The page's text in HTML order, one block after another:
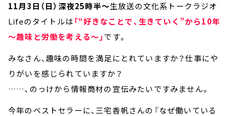
11月3日（日）深夜25時半～生放送の文化系トークラジオ
Lifeのタイトルは 「“好きなことで、生きていく”から10年
～趣味と労働を考える～」です。
みなさん、趣味の時間を満足にとれていますか？仕事にや
りがいを感じられていますか？
……、のっけから情報商材の宣伝みたいですみません。
今年のベストセラーに、三宅香帆さんの『なぜ働いている